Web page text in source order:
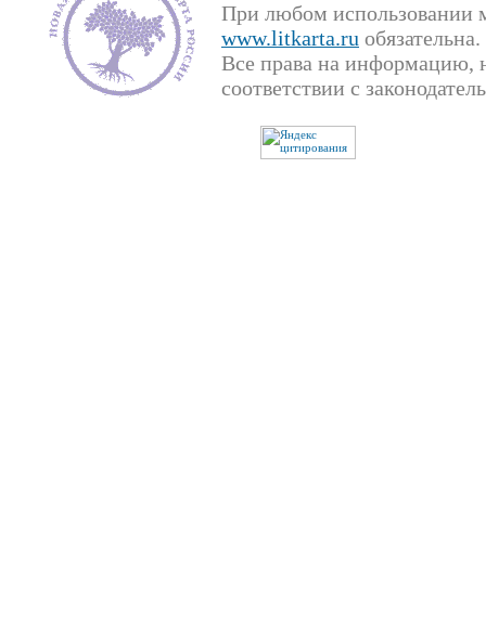
При любом использовании
www.litkarta.ru обязательна.
Все права на информацию,
соответствии с